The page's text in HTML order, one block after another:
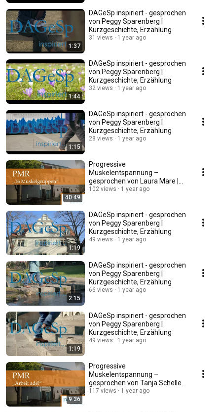
1:37
DAGeSp inspiriert - gesprochen
von Peggy Sparenberg |
Kurzgeschichte, Erzählung
31 views 1 year ago
1:44
DAGeSp inspiriert - gesprochen
von Peggy Sparenberg |
Kurzgeschichte, Erzählung
32 views 1 year ago
1:15
DAGeSp inspiriert - gesprochen
von Peggy Sparenberg |
Kurzgeschichte, Erzählung
28 views 1 year ago
40:49
Progressive
Muskelentspannung –
gesprochen von Laura Mare |
PMR
102 views 1 year ago
1:19
DAGeSp inspiriert - gesprochen
von Peggy Sparenberg |
Kurzgeschichte, Erzählung
49 views 1 year ago
2:15
DAGeSp inspiriert - gesprochen
von Peggy Sparenberg |
Kurzgeschichte, Erzählung
66 views 1 year ago
1:19
DAGeSp inspiriert - gesprochen
von Peggy Sparenberg |
Kurzgeschichte, Erzählung
49 views 1 year ago
9:36
Progressive
Muskelentspannung –
gesprochen von Tanja Scheller |
PMR
117 views 1 year ago